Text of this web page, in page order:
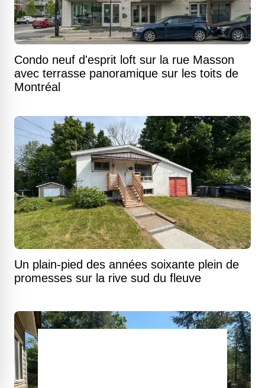
Condo neuf d'esprit loft sur la rue Masson
avec terrasse panoramique sur les toits de
Montréal
Un plain-pied des années soixante plein de
promesses sur la rive sud du fleuve